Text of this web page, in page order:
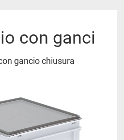
con ganci
gancio chiusura